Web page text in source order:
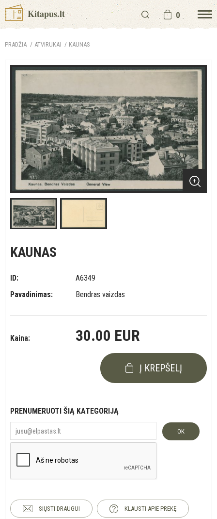
Kitapus.lt 0
PRADŽIA ATVIRUKAI KAUNAS
KAUNAS
ID:
A6349
Pavadinimas:
Bendras vaizdas
Kaina: 30.00 EUR
Į KREPŠELĮ
PRENUMERUOTI ŠIĄ KATEGORIJĄ
OK
SIŲSTI DRAUGUI KLAUSTI APIE PREKĘ